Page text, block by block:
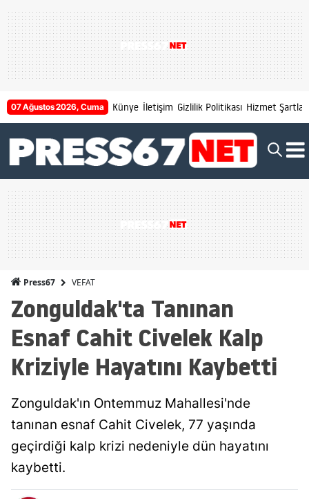
07 Ağustos 2026, Cuma Künye İletişim Gizlilik Politikası Hizmet Şartları
Press67 VEFAT
Zonguldak'ta Tanınan
Esnaf Cahit Civelek Kalp
Kriziyle Hayatını Kaybetti
Zonguldak'ın Ontemmuz Mahallesi'nde
tanınan esnaf Cahit Civelek, 77 yaşında
geçirdiği kalp krizi nedeniyle dün hayatını
kaybetti.